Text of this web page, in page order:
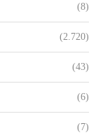
(8)
(2.720)
(43)
(6)
(7)